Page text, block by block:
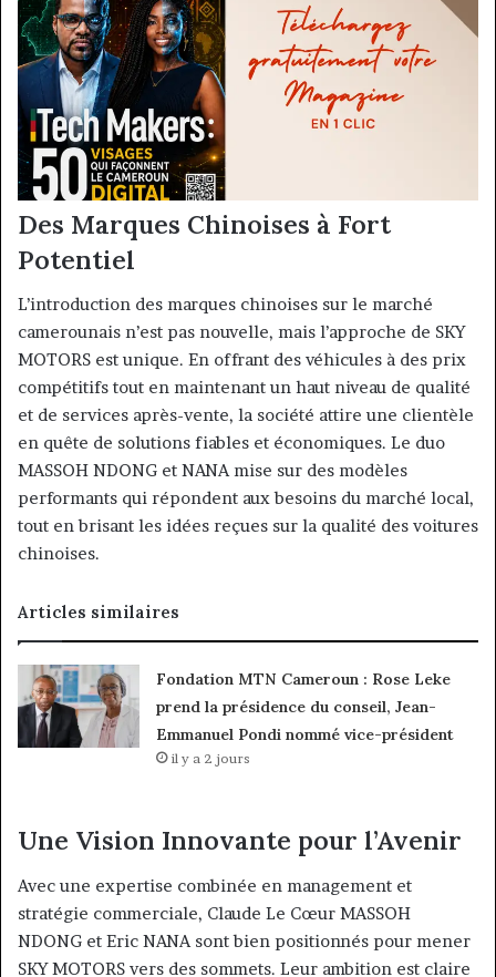
Des Marques Chinoises à Fort
Potentiel
L’introduction des marques chinoises sur le marché
camerounais n’est pas nouvelle, mais l’approche de SKY
MOTORS est unique. En offrant des véhicules à des prix
compétitifs tout en maintenant un haut niveau de qualité
et de services après-vente, la société attire une clientèle
en quête de solutions fiables et économiques. Le duo
MASSOH NDONG et NANA mise sur des modèles
performants qui répondent aux besoins du marché local,
tout en brisant les idées reçues sur la qualité des voitures
chinoises.
Articles similaires
Fondation MTN Cameroun : Rose Leke
prend la présidence du conseil, Jean-
Emmanuel Pondi nommé vice-président
il y a 2 jours
Une Vision Innovante pour l’Avenir
Avec une expertise combinée en management et
stratégie commerciale, Claude Le Cœur MASSOH
NDONG et Eric NANA sont bien positionnés pour mener
SKY MOTORS vers des sommets. Leur ambition est claire